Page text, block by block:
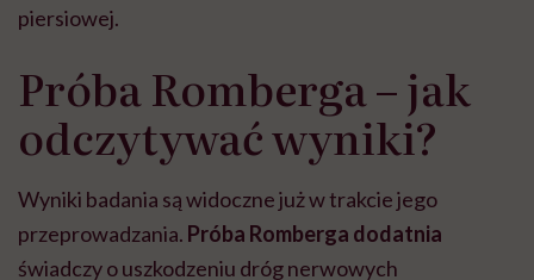
piersiowej.
Próba Romberga – jak
odczytywać wyniki?
Wyniki badania są widoczne już w trakcie jego
przeprowadzania. Próba Romberga dodatnia
świadczy o uszkodzeniu dróg nerwowych